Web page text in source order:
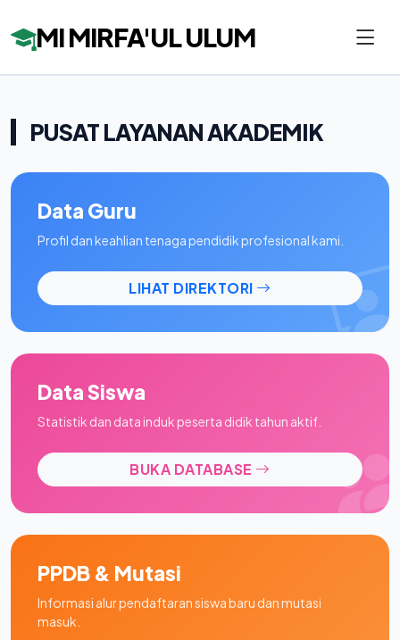
MI MIRFA'UL ULUM
PUSAT LAYANAN AKADEMIK
Data Guru
Profil dan keahlian tenaga pendidik profesional kami.
LIHAT DIREKTORI
Data Siswa
Statistik dan data induk peserta didik tahun aktif.
BUKA DATABASE
PPDB & Mutasi
Informasi alur pendaftaran siswa baru dan mutasi
masuk.